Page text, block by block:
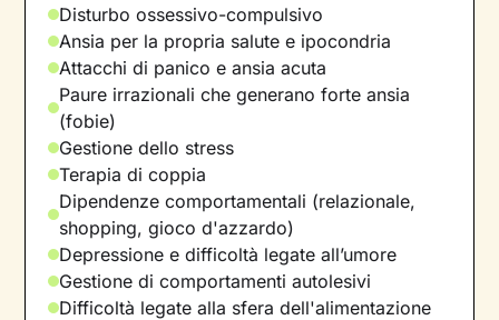
Disturbo ossessivo-compulsivo
Ansia per la propria salute e ipocondria
Attacchi di panico e ansia acuta
Paure irrazionali che generano forte ansia
(fobie)
Gestione dello stress
Terapia di coppia
Dipendenze comportamentali (relazionale,
shopping, gioco d'azzardo)
Depressione e difficoltà legate all’umore
Gestione di comportamenti autolesivi
Difficoltà legate alla sfera dell'alimentazione